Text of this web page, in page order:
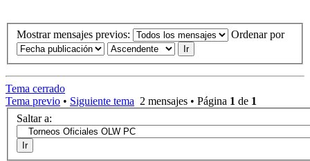
Mostrar mensajes previos: Ordenar por
Tema cerrado
Tema previo • Siguiente tema 2 mensajes • Página 1 de 1
Saltar a: